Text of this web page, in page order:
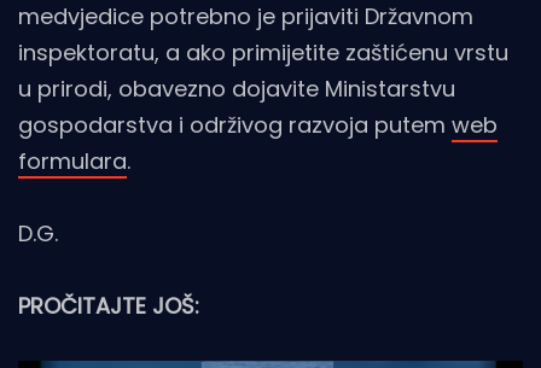
medvjedice potrebno je prijaviti Državnom
inspektoratu, a ako primijetite zaštićenu vrstu
u prirodi, obavezno dojavite Ministarstvu
gospodarstva i održivog razvoja putem web
formulara.
D.G.
PROČITAJTE JOŠ: